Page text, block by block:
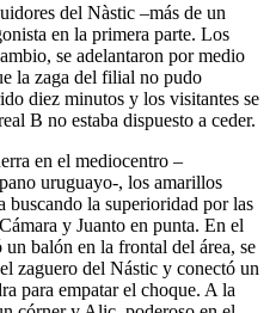
del Nàstic –más de un
en la primera parte. Los
se adelantaron por medio
la zaga del filial no pudo
diez minutos y los visitantes se
B no estaba dispuesto a ceder.
en el mediocentro –
uruguayo-, los amarillos
buscando la superioridad por las
y Juanto en punta. En el
balón en la frontal del área, se
zaguero del Nástic y conectó un
para empatar el choque. A la